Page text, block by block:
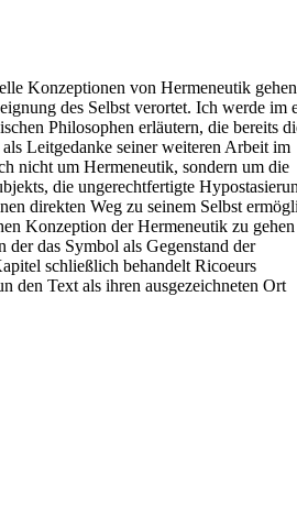
Konzeptionen von Hermeneutik
des Selbst verortet. Ich werde im
Philosophen erläutern, die bereits
Leitgedanke seiner weiteren Arbeit im
nicht um Hermeneutik, sondern um die
die ungerechtfertigte
direkten Weg zu seinem Selbst
Konzeption der Hermeneutik zu gehen
das Symbol als Gegenstand der
schließlich behandelt Ricoeurs
den Text als ihren ausgezeichneten Ort